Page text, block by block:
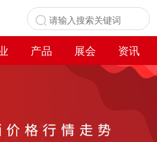
产品 展会
资讯